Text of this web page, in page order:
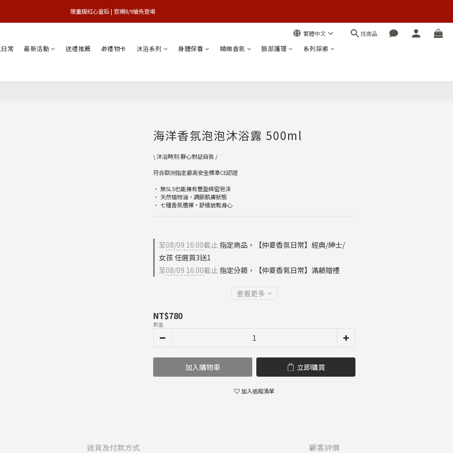
買1送1特賣會 | 台中大遠百店 / 南紡店
限量版紅心皇后 | 官網8/9搶先登場
繁體中文 找商品
常 最新活動 送禮推薦 🎁禮物卡 沐浴系列 身體保養 精緻香氛 臉部護理 系列探索
海洋香氛泡泡沐浴露 500ml
\ 沐浴時刻 靜心對話自我 /
符合歐洲指定最高安全標準CE認證
• 無SLS也能擁有豐盈綿密泡沫
• 天然植物油，調節肌膚狀態
• 七種香氛選擇，舒緩放鬆身心
至08/09 16:00截止 指定商品，【仲夏香氛日常】經典/紳士/
女孩 任選買3送1
至08/09 16:00截止 指定分類，【仲夏香氣日常】滿額贈禮
查看更多
NT$780
數量
加入購物車 立即購買
加入追蹤清單
送貨及付款方式 顧客評價